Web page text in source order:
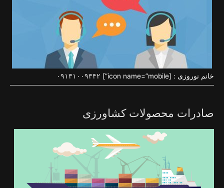
خانم نوروزی : [icon name=”mobile”] ۰۹۱۳۱۰۰۹۳۴۲
صادرات محصولات کشاورزی